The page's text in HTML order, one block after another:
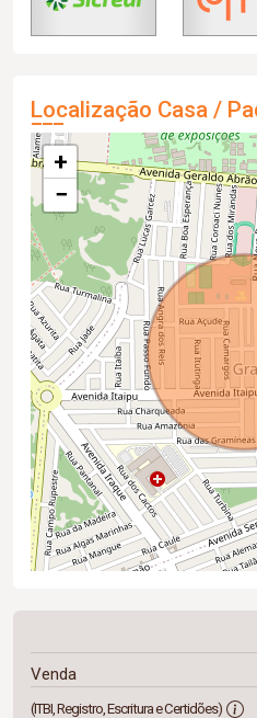
Localização Casa /
+
−
Venda
(ITBI, Registro, Escritura e Certidões)